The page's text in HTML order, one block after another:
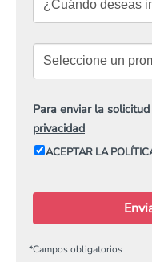
Para enviar la
privacidad
ACEPTAR LA
*Campos obligatorios